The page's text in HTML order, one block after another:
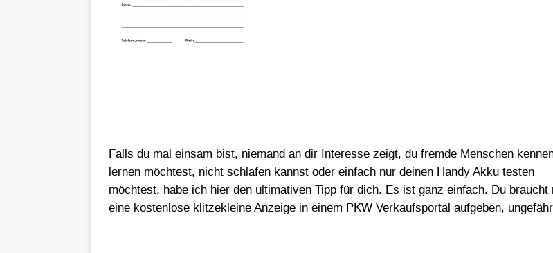
Falls du mal einsam bist, niemand an dir Interesse zeigt, du fremde Menschen
lernen möchtest, nicht schlafen kannst oder einfach nur deinen Handy Akku testen
möchtest, habe ich hier den ultimativen Tipp für dich. Es ist ganz einfach. Du braucht
eine kostenlose klitzekleine Anzeige in einem PKW Verkaufsportal aufgeben,
-——–